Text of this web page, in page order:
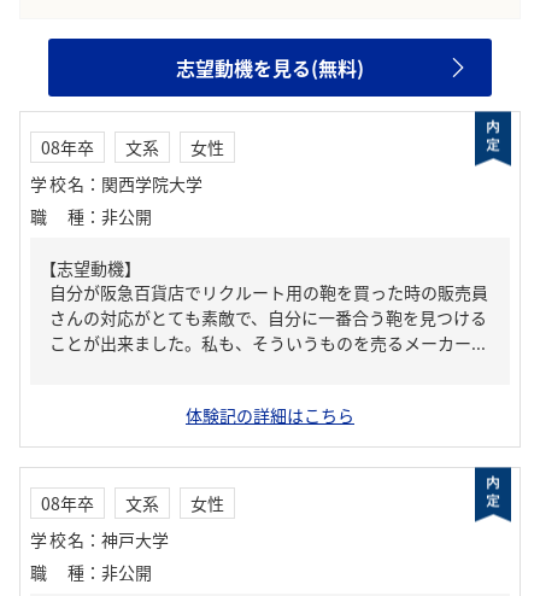
志望動機を見る(無料)
08年卒 文系
女性
学校名 ： 関西学院大学
職種 ： 非公開
【志望動機】
自分が阪急百貨店でリクルート用の鞄を買った時の販売員
さんの対応がとても素敵で、自分に一番合う鞄を見つける
ことが出来ました。私も、そういうものを売るメーカー...
体験記の詳細はこちら
08年卒 文系
女性
学校名 ： 神戸大学
職種 ： 非公開